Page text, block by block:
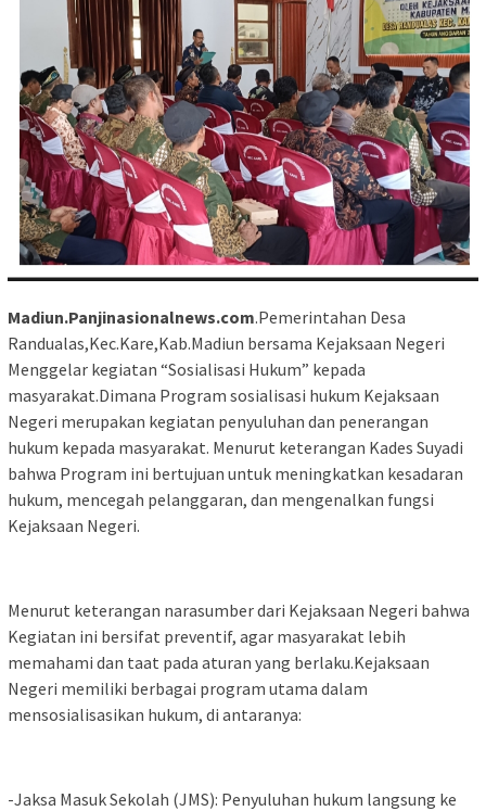
Madiun.Panjinasionalnews.com.Pemerintahan Desa
Randualas,Kec.Kare,Kab.Madiun bersama Kejaksaan Negeri
Menggelar kegiatan “Sosialisasi Hukum” kepada
masyarakat.Dimana Program sosialisasi hukum Kejaksaan
Negeri merupakan kegiatan penyuluhan dan penerangan
hukum kepada masyarakat. Menurut keterangan Kades Suyadi
bahwa Program ini bertujuan untuk meningkatkan kesadaran
hukum, mencegah pelanggaran, dan mengenalkan fungsi
Kejaksaan Negeri.
Menurut keterangan narasumber dari Kejaksaan Negeri bahwa
Kegiatan ini bersifat preventif, agar masyarakat lebih
memahami dan taat pada aturan yang berlaku.Kejaksaan
Negeri memiliki berbagai program utama dalam
mensosialisasikan hukum, di antaranya:
-Jaksa Masuk Sekolah (JMS): Penyuluhan hukum langsung ke